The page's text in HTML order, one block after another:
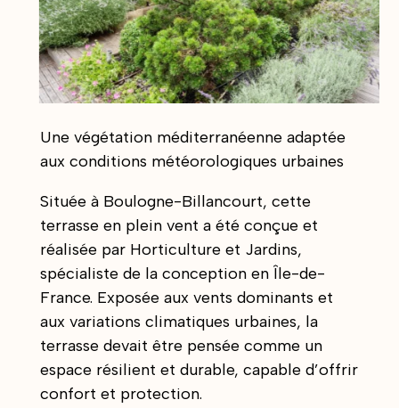
Une végétation méditerranéenne adaptée
aux conditions météorologiques urbaines
Située à Boulogne-Billancourt, cette
terrasse en plein vent a été conçue et
réalisée par Horticulture et Jardins,
spécialiste de la conception en Île-de-
France. Exposée aux vents dominants et
aux variations climatiques urbaines, la
terrasse devait être pensée comme un
espace résilient et durable, capable d’offrir
confort et protection.